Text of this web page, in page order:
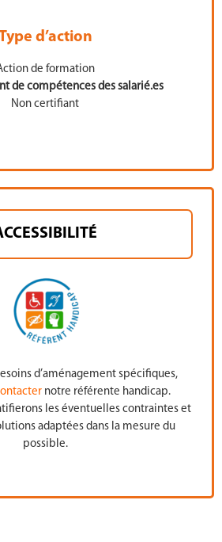
d’action
de formation
de compétences des salarié.es
Non certifiant
d’aménagement spécifiques,
notre référente handicap.
les éventuelles contraintes et
adaptées dans la mesure du
possible.